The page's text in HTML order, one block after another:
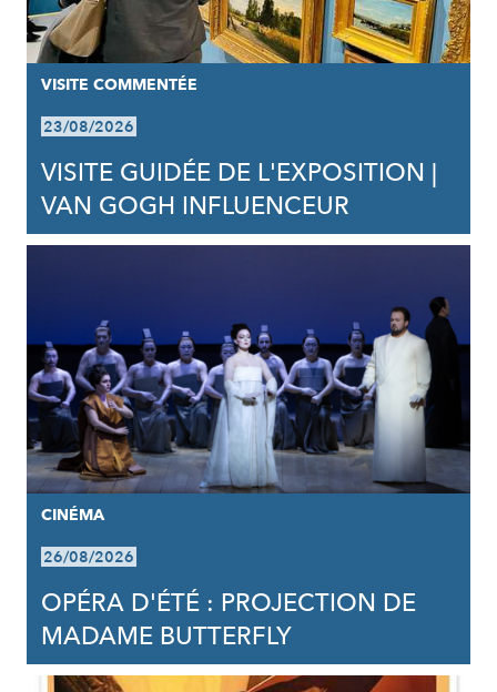
VISITE COMMENTÉE
23/08/2026
VISITE GUIDÉE DE L'EXPOSITION |
VAN GOGH INFLUENCEUR
CINÉMA
26/08/2026
OPÉRA D'ÉTÉ : PROJECTION DE
MADAME BUTTERFLY